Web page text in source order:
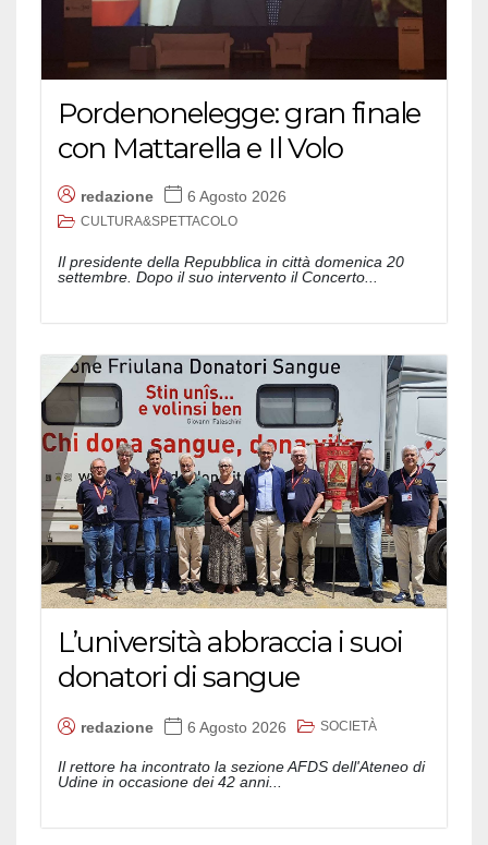
Pordenonelegge: gran finale
con Mattarella e Il Volo
redazione 6 Agosto 2026
CULTURA&SPETTACOLO
Il presidente della Repubblica in città domenica 20
settembre. Dopo il suo intervento il Concerto...
L’università abbraccia i suoi
donatori di sangue
redazione 6 Agosto 2026 SOCIETÀ
Il rettore ha incontrato la sezione AFDS dell'Ateneo di
Udine in occasione dei 42 anni...